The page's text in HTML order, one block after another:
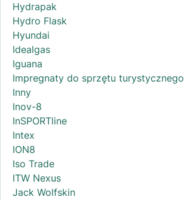
Hydrapak
Hydro Flask
Hyundai
Idealgas
Iguana
Impregnaty do sprzętu turystycznego
Inny
Inov-8
InSPORTline
Intex
ION8
Iso Trade
ITW Nexus
Jack Wolfskin